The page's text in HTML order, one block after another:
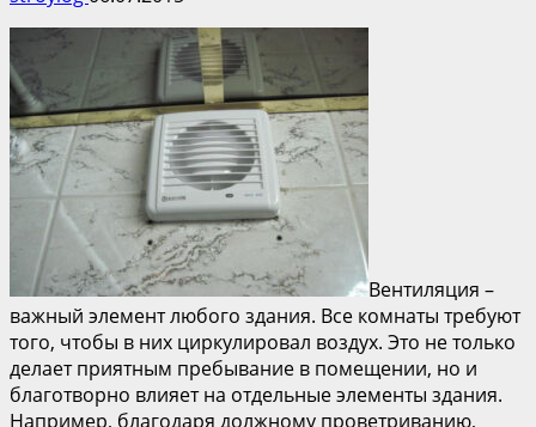
Вентиляция –
важный элемент любого здания. Все комнаты требуют
того, чтобы в них циркулировал воздух. Это не только
делает приятным пребывание в помещении, но и
благотворно влияет на отдельные элементы здания.
Например, благодаря должному проветриванию,